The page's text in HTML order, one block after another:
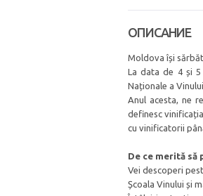
ОПИСАНИЕ
Moldova își
La data de 4 și 5
Naționale a
Anul acesta, ne
definesc
cu vinificatorii
De ce merită să
Vei descoperi
Școala Vinului și